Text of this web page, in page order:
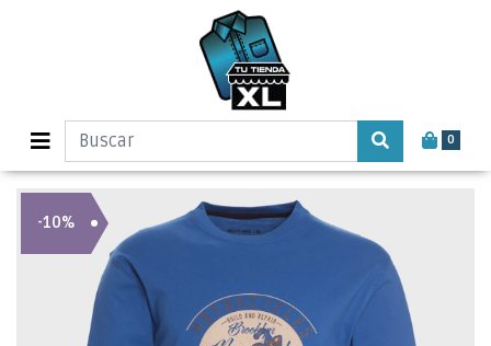
0
-10%